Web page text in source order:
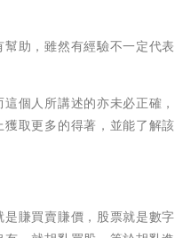
助，雖然有經驗不一定代
個人所講述的亦未必正確
取更多的得著，並能了解
賺買賣賺價，股票就是數